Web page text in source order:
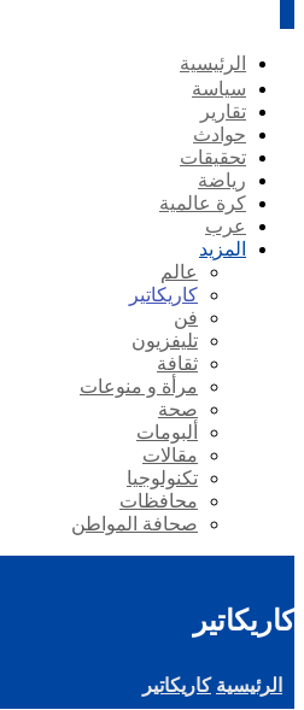
الرئيسية
سياسة
تقارير
حوادث
تحقيقات
رياضة
كرة عالمية
عرب
المزيد
عالم
كاريكاتير
فن
تليفزيون
ثقافة
مرأة و منوعات
صحة
ألبومات
مقالات
تكنولوجيا
محافظات
صحافة المواطن
كاريكاتير
الرئيسية كاريكاتير